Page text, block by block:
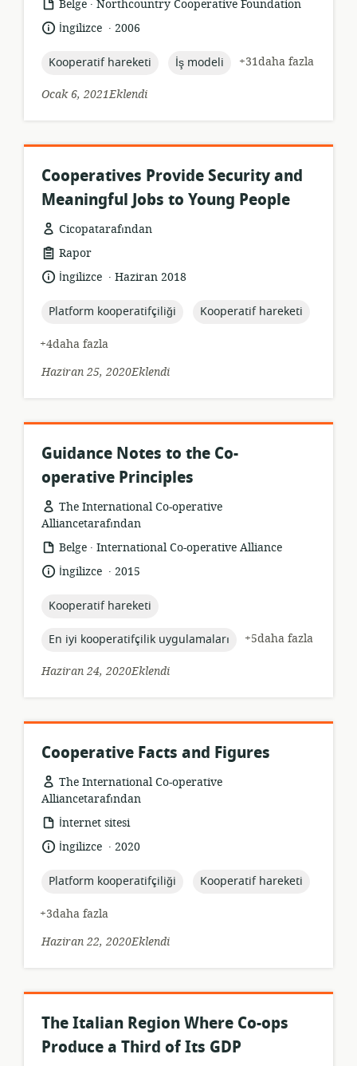
Kaynak
formatı:
Belgeyayıncı:
Northcountry Cooperative Foundation
Dil: İngilizce .
Yayın2006
topic:
Kooperatif hareketi topic:
İş modeli
+31daha fazla
Ocak 6, 2021Eklendi
Cooperatives Provide Security and
Meaningful Jobs to Young People
Cicopatarafından
Kaynak
formatı:
Rapor
Dil: İngilizce .
YayınHaziran 2018
topic:
Platform kooperatifçiliği topic:
Kooperatif hareketi
+4daha fazla
Haziran 25, 2020Eklendi
Guidance Notes to the Co-
operative Principles
The International Co-operative
Alliancetarafından
Kaynak
formatı:
Belge .
yayıncı:
International Co-operative Alliance
Dil: İngilizce .
Yayın2015
topic:
Kooperatif hareketi
topic:
En iyi kooperatifçilik uygulamaları
+5daha fazla
Haziran 24, 2020Eklendi
Cooperative Facts and Figures
The International Co-operative
Alliancetarafından
Kaynak
formatı:
İnternet sitesi
Dil: İngilizce .
Yayın2020
topic:
Platform kooperatifçiliği topic:
Kooperatif hareketi
+3daha fazla
Haziran 22, 2020Eklendi
The Italian Region Where Co-ops
Produce a Third of Its GDP